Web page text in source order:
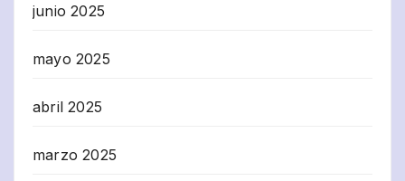
junio 2025
mayo 2025
abril 2025
marzo 2025